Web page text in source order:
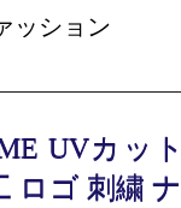
ッション
UVカッ
ロゴ 刺繍